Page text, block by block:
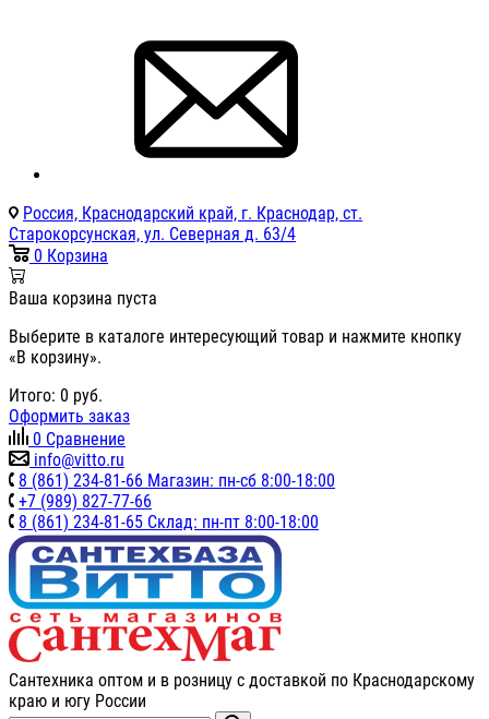
Россия, Краснодарский край, г. Краснодар, ст.
Старокорсунская, ул. Северная д. 63/4
0 Корзина
Ваша корзина пуста
Выберите в каталоге интересующий товар и нажмите кнопку
«В корзину».
Итого: 0 руб.
Оформить заказ
0 Сравнение
info@vitto.ru
8 (861) 234-81-66 Магазин: пн-сб 8:00-18:00
+7 (989) 827-77-66
8 (861) 234-81-65 Склад: пн-пт 8:00-18:00
Сантехника оптом и в розницу с доставкой по Краснодарскому
краю и югу России